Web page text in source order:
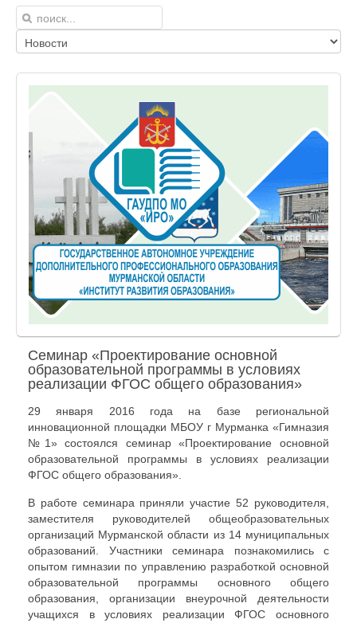
Семинар «Проектирование основной
образовательной программы в условиях
реализации ФГОС общего образования»
29 января 2016 года на базе региональной
инновационной площадки МБОУ г Мурманка «Гимназия
№1» состоялся семинар «Проектирование основной
образовательной программы в условиях реализации
ФГОС общего образования».
В работе семинара приняли участие 52 руководителя,
заместителя руководителей общеобразовательных
организаций Мурманской области из 14 муниципальных
образований. Участники семинара познакомились с
опытом гимназии по управлению разработкой основной
образовательной программы основного общего
образования, организации внеурочной деятельности
учащихся в условиях реализации ФГОС основного